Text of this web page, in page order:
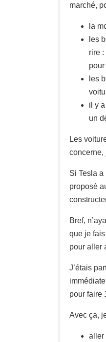
marché,
la
les
rire
les
il y
un
Les
concerne,
Si Tesla a
proposé
Bref,
que je
pour aller
J’étais
pour faire
Avec ça,
aller